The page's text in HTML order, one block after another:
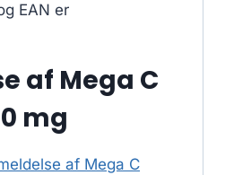
EAN er
af Mega C
mg
af Mega C